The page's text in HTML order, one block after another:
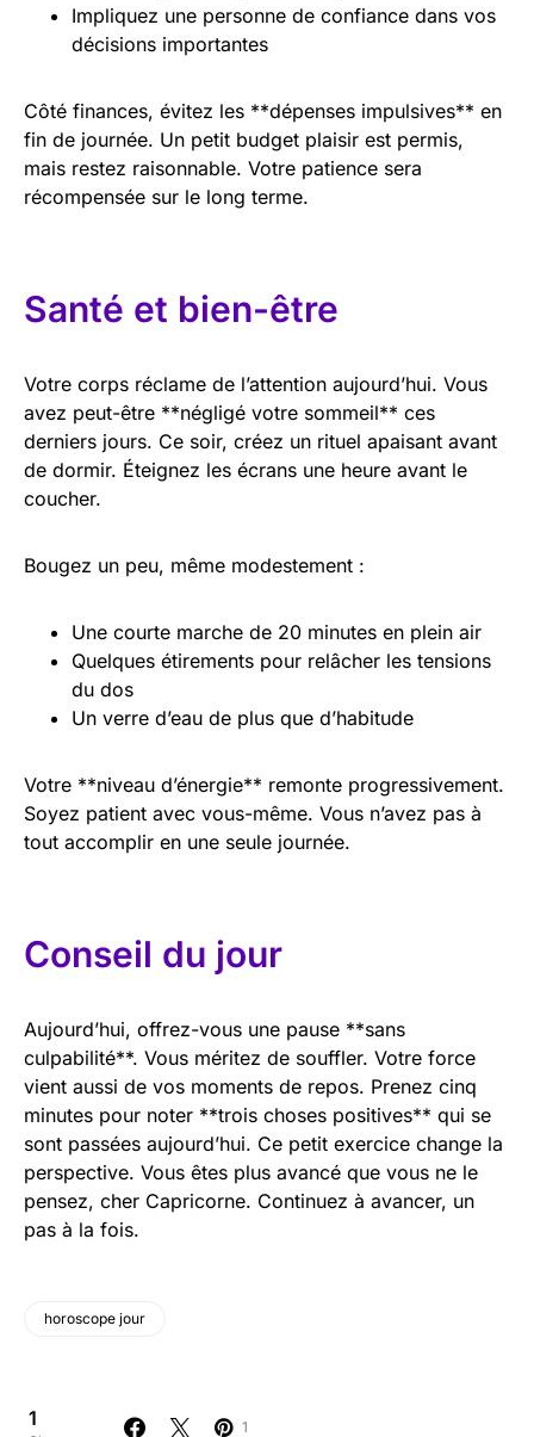
Impliquez une personne de confiance dans vos
décisions importantes
Côté finances, évitez les **dépenses impulsives** en
fin de journée. Un petit budget plaisir est permis,
mais restez raisonnable. Votre patience sera
récompensée sur le long terme.
Santé et bien-être
Votre corps réclame de l’attention aujourd’hui. Vous
avez peut-être **négligé votre sommeil** ces
derniers jours. Ce soir, créez un rituel apaisant avant
de dormir. Éteignez les écrans une heure avant le
coucher.
Bougez un peu, même modestement :
Une courte marche de 20 minutes en plein air
Quelques étirements pour relâcher les tensions
du dos
Un verre d’eau de plus que d’habitude
Votre **niveau d’énergie** remonte progressivement.
Soyez patient avec vous-même. Vous n’avez pas à
tout accomplir en une seule journée.
Conseil du jour
Aujourd’hui, offrez-vous une pause **sans
culpabilité**. Vous méritez de souffler. Votre force
vient aussi de vos moments de repos. Prenez cinq
minutes pour noter **trois choses positives** qui se
sont passées aujourd’hui. Ce petit exercice change la
perspective. Vous êtes plus avancé que vous ne le
pensez, cher Capricorne. Continuez à avancer, un
pas à la fois.
horoscope jour
1 1